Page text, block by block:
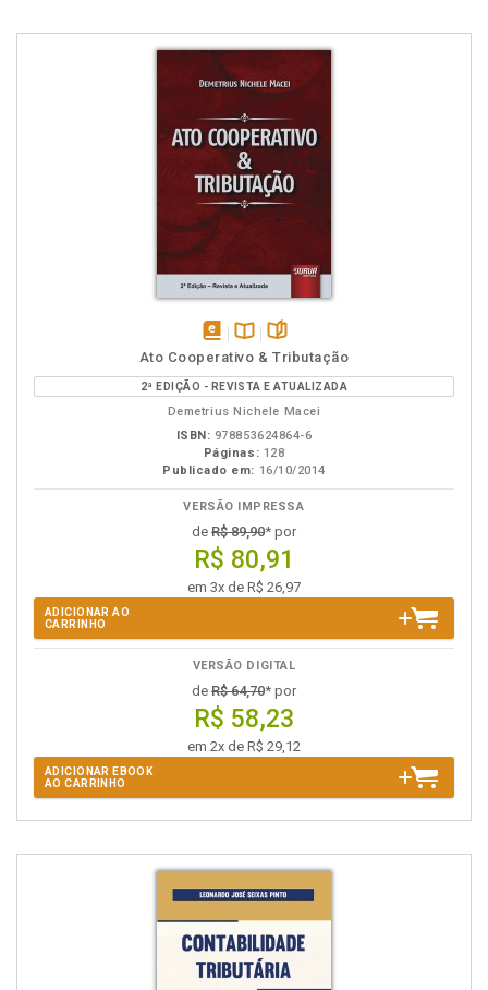
disponível
em
eBook
Disponível
na
B.V.
páginas
Ato Cooperativo & Tributação
2ª EDIÇÃO - REVISTA E ATUALIZADA
Demetrius Nichele Macei
ISBN: 978853624864-6
Páginas: 128
Publicado em: 16/10/2014
VERSÃO IMPRESSA
de R$ 89,90* por
R$ 80,91
em 3x de R$ 26,97
ADICIONAR AO
CARRINHO
VERSÃO DIGITAL
de R$ 64,70* por
R$ 58,23
em 2x de R$ 29,12
ADICIONAR EBOOK
AO CARRINHO